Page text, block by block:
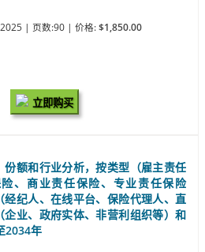
| 页数:90 | 价格: $1,850.00
立即购买
份额和行业分析，按类型（雇主责任
、商业责任保险、专业责任保险
经纪人、在线平台、保险代理人、直
企业、政府实体、非营利组织等）和
2034年